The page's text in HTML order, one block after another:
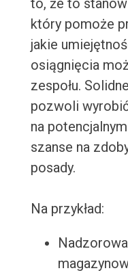
to, że to
który pomoże
jakie
osiągnięcia
zespołu.
pozwoli
na
szanse na
posady.
Na przykład: